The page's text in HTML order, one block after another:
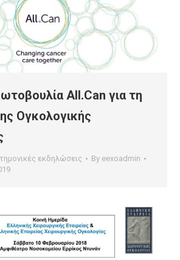
All.Can για τη
Ογκολογικής
εκδηλώσεις By eexoadmin